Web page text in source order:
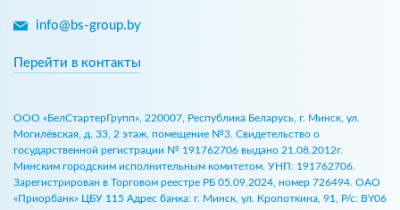
info@bs-group.by
Перейти в контакты
ООО «БелСтартерГрупп», 220007, Республика Беларусь, г. Минск, ул.
Могилёвская, д. 33, 2 этаж, помещение №3. Свидетельство о
государственной регистрации № 191762706 выдано 21.08.2012г.
Минским городским исполнительным комитетом. УНП: 191762706.
Зарегистрирован в Торговом реестре РБ 05.09.2024, номер 726494. ОАО
«Приорбанк» ЦБУ 115 Адрес банка: г. Минск, ул. Кропоткина, 91, Р/с: BY06